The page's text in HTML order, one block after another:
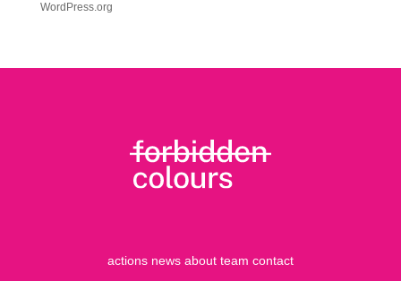
WordPress.org
actions news about team contact